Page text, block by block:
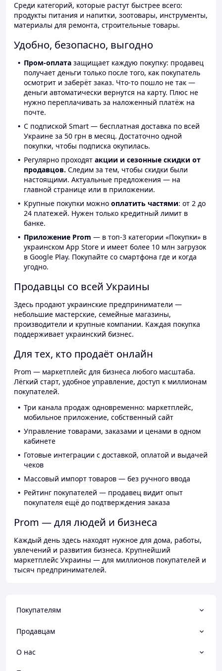
Среди категорий, которые растут быстрее всего:
продукты питания и напитки, зоотовары, инструменты,
материалы для ремонта, строительные товары.
Удобно, безопасно, выгодно
Пром-оплата защищает каждую покупку: продавец
получает деньги только после того, как покупатель
осмотрит и заберёт заказ. Что-то пошло не так —
деньги автоматически вернутся на карту. Плюс не
нужно переплачивать за наложенный платёж на
почте.
С подпиской Smart — бесплатная доставка по всей
Украине за 50 грн в месяц. Достаточно одной
покупки, чтобы подписка окупилась.
Регулярно проходят акции и сезонные скидки от
продавцов. Следим за тем, чтобы скидки были
настоящими. Актуальные предложения — на
главной странице или в приложении.
Крупные покупки можно оплатить частями: от 2 до
24 платежей. Нужен только кредитный лимит в
банке.
Приложение Prom — в топ-3 категории «Покупки» в
украинском App Store и имеет более 10 млн загрузок
в Google Play. Покупайте со смартфона где и когда
угодно.
Продавцы со всей Украины
Здесь продают украинские предприниматели —
небольшие мастерские, семейные магазины,
производители и крупные компании. Каждая покупка
поддерживает украинский бизнес.
Для тех, кто продаёт онлайн
Prom — маркетплейс для бизнеса любого масштаба.
Лёгкий старт, удобное управление, доступ к миллионам
покупателей.
Три канала продаж одновременно: маркетплейс,
мобильное приложение, собственный сайт
Управление товарами, заказами и ценами в одном
кабинете
Готовые интеграции с доставкой, оплатой и выдачей
чеков
Массовый импорт товаров — без ручного ввода
Рейтинг покупателей — продавец видит опыт
покупателя ещё до подтверждения заказа
Prom — для людей и бизнеса
Каждый день здесь находят нужное для дома, работы,
увлечений и развития бизнеса. Крупнейший
маркетплейс Украины — для миллионов покупателей и
тысяч предпринимателей.
Покупателям
Продавцам
О нас